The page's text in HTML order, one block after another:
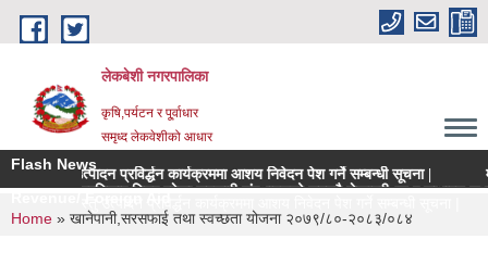
Skip to main content
लेकबेशी नगरपालिका
कृषि,पर्यटन र पू्र्वाधार
समृध्द लेकवेशीको आधार
Flash News
उत्पादन प्रविर्द्धन कार्यक्रममा आशय निवेदन पेश गर्ने सम्बन्धी सूचना |
क्षेत्रधिकार भित्र रहेका सहकारी संस्थाहरुको समयमै लेखापरीक्षण र साधारण सभा
You are here
Home » खानेपानी,सरसफाई तथा स्वच्छता योजना २०७९/८०-२०८३/०८४